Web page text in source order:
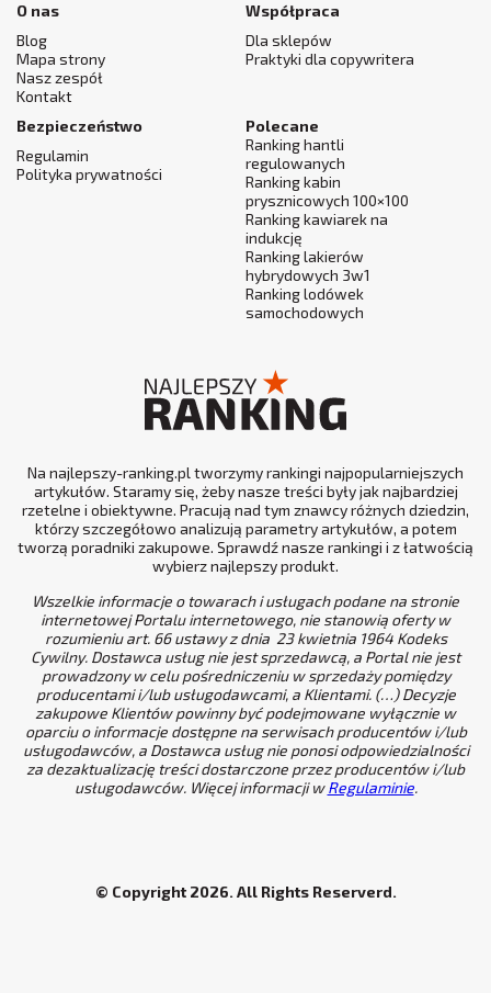
O nas
Blog
Mapa strony
Nasz zespół
Kontakt
Współpraca
Dla sklepów
Praktyki dla copywritera
Bezpieczeństwo
Regulamin
Polityka prywatności
Polecane
Ranking hantli
regulowanych
Ranking kabin
prysznicowych 100×100
Ranking kawiarek na
indukcję
Ranking lakierów
hybrydowych 3w1
Ranking lodówek
samochodowych
Na najlepszy-ranking.pl tworzymy rankingi najpopularniejszych
artykułów. Staramy się, żeby nasze treści były jak najbardziej
rzetelne i obiektywne. Pracują nad tym znawcy różnych dziedzin,
którzy szczegółowo analizują parametry artykułów, a potem
tworzą poradniki zakupowe. Sprawdź nasze rankingi i z łatwością
wybierz najlepszy produkt.
Wszelkie informacje o towarach i usługach podane na stronie
internetowej Portalu internetowego, nie stanowią oferty w
rozumieniu art. 66 ustawy z dnia 23 kwietnia 1964 Kodeks
Cywilny. Dostawca usług nie jest sprzedawcą, a Portal nie jest
prowadzony w celu pośredniczeniu w sprzedaży pomiędzy
producentami i/lub usługodawcami, a Klientami. (…) Decyzje
zakupowe Klientów powinny być podejmowane wyłącznie w
oparciu o informacje dostępne na serwisach producentów i/lub
usługodawców, a Dostawca usług nie ponosi odpowiedzialności
za dezaktualizację treści dostarczone przez producentów i/lub
usługodawców. Więcej informacji wRegulaminie.
© Copyright 2026. All Rights Reserverd.